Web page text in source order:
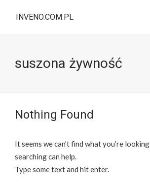
INVENO.COM.PL
suszona żywność
Nothing Found
It seems we can’t find what you’re
searching can help.
Type some text and hit enter.